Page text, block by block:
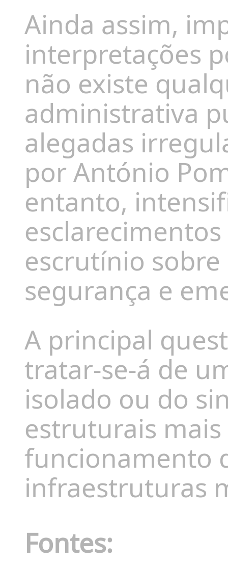
Ainda assim,
interpretações
não existe
administrativa
alegadas
por António
entanto,
escrutínio
segurança e
A principal
tratar-se-á de
isolado ou do
estruturais
funcionamento
infraestruturas
Fontes: